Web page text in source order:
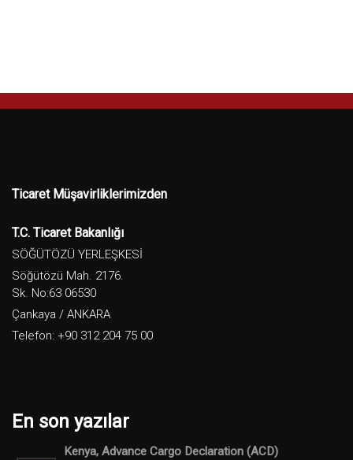
Ticaret Müşavirliklerimizden
T.C. Ticaret Bakanlığı
SÖĞÜTÖZÜ YERLEŞKESİ
Söğütözü Mah. 2176.
Sk. No:63 06530
Çankaya / ANKARA
Telefon: +90 312 204 75 00
En son yazılar
Kenya, Advance Cargo Declaration (ACD)